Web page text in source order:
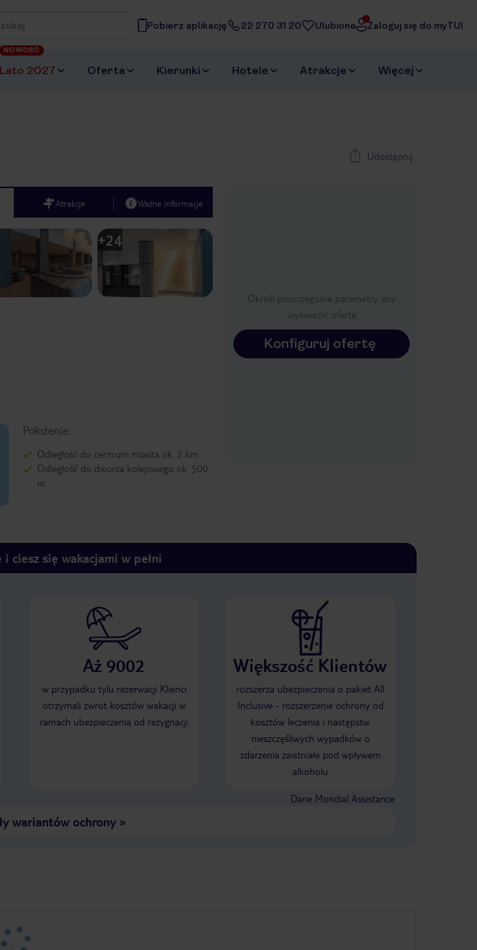
frazę, której szukasz
Pobierz aplikację 22 270 31 20 Ulubione Zaloguj się do myTUI
Lato 2027
NOWOŚĆ
Oferta Kierunki Hotele Atrakcje Więcej
Udostępnij
Określ poszczególne parametry aby
wyświetlić ofertę
Konfiguruj ofertę
Atrakcje Ważne informacje
Next slide
1 /30
+24
Położenie:
Odległość do centrum miasta ok. 2 km
Odległość do dworca kolejowego ok. 500
m
ciesz się wakacjami w pełni
Aż 9002
w przypadku tylu rezerwacji Klienci
otrzymali zwrot kosztów wakacji w
ramach ubezpieczenia od rezygnacji
Większość Klientów
rozszerza ubezpieczenia o pakiet All
Inclusive - rozszerzenie ochrony od
kosztów leczenia i następstw
nieszczęśliwych wypadków o
zdarzenia zaistniałe pod wpływem
alkoholu
Dane Mondial Assistance
wariantów ochrony»